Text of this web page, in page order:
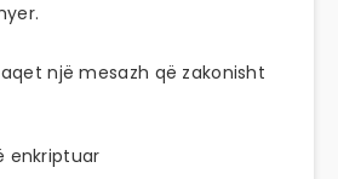
një mesazh që zakonisht
enkriptuar